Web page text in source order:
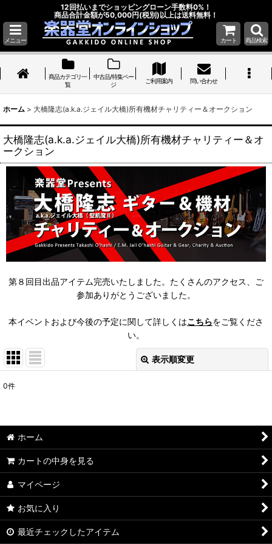
12回払いまでショッピングローン手数料0%！
商品合計金額が50,000円(税別)以上は送料無料！
メニュー カート 商品検索
商品カテゴリ一
覧
中古品/特集ペー
ジ
ご利用案内 問い合わせ
ホーム > 大橋隆志(a.k.a.ジェイル大橋)所有機材チャリティー＆オークション
大橋隆志(a.k.a.ジェイル大橋)所有機材チャリティー＆オ
ークション
第８回目出品アイテム完売いたしました。たくさんのアクセス、ご
参加ありがとうございました。
本イベントおよび今後の予定に関して詳しくはこちらをご覧くださ
い。
表示順変更
表示数
並び順:
0件
ホーム
カートの中身を見る
マイページ
お気に入り
最近チェックしたアイテム